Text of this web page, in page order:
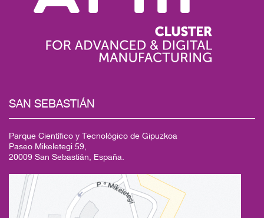
SAN SEBASTIÁN
Parque Científico y Tecnológico de Gipuzkoa
Paseo Mikeletegi 59,
20009 San Sebastián, España.